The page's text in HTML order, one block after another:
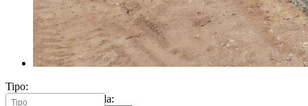
Tipo:
Mínimo metros vivienda: